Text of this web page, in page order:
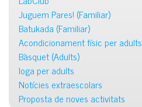
Juguem Pares! (Familiar)
Batukada (Familiar)
Acondicionament físic per adults
Bàsquet (Adults)
Ioga per adults
Notícies extraescolars
Proposta de noves activitats